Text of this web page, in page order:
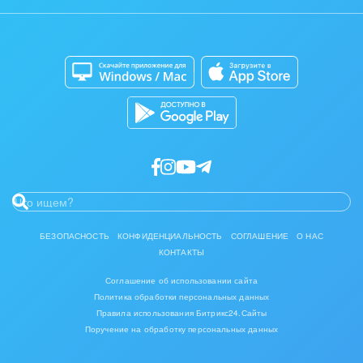
Интерьер, дизайн, декор
Консалтинговые и управленческие услуги
Культурные события, спорт, шоу-бизнес
Мебель, лес, деревообработка
Мода, одежда, аксессуары, стиль
Нефть, газ
Каталог приложений
Разработчикам приложений
БЕЗОПАСНОСТЬ КОНФИДЕНЦИАЛЬНОСТЬ СОГЛАШЕНИЕ
О НАС
КОНТАКТЫ
Соглашение об использовании сайта
Политика обработки персональных данных
Правила использования Битрикс24.Сайты
Поручение на обработку персональных данных